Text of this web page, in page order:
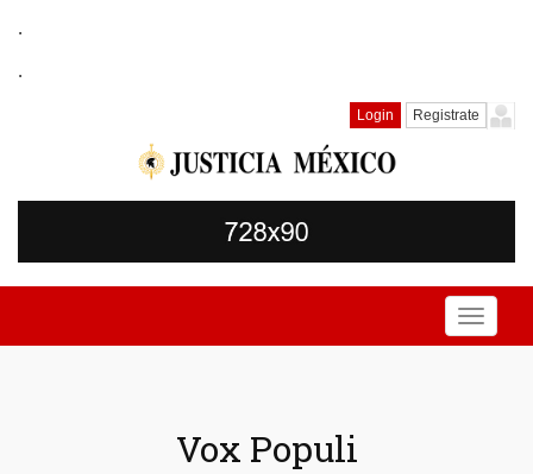
.
.
Login Registrate
Toggle
Vox Populi